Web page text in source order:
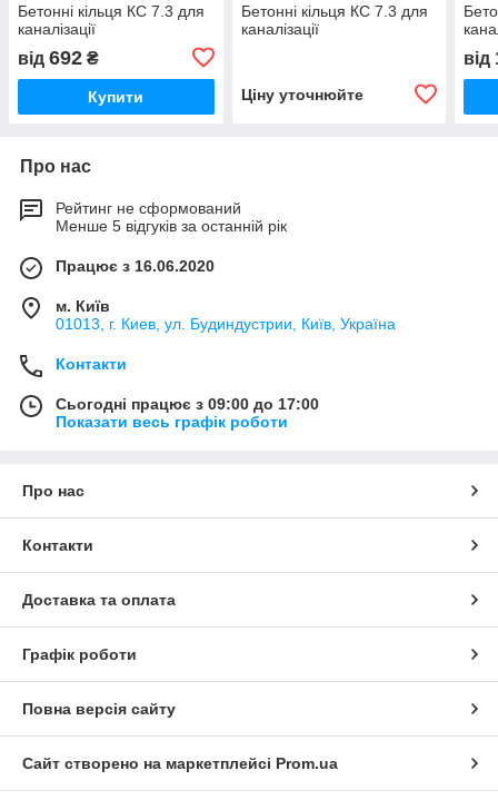
Бетонні кільця КС 7.3 для
каналізації
від 692 ₴
Купити
Бетонні кільця КС 7.3 для
каналізації
Ціну уточнюйте
від
Про нас
Рейтинг не сформований
Менше 5 відгуків за останній рік
Працює з 16.06.2020
м. Київ
01013, г. Киев, ул. Будиндустрии, Київ, Україна
Контакти
Сьогодні працює з 09:00 до 17:00
Показати весь графік роботи
Про нас
Контакти
Доставка та оплата
Графік роботи
Повна версія сайту
Сайт створено на маркетплейсі Prom.ua